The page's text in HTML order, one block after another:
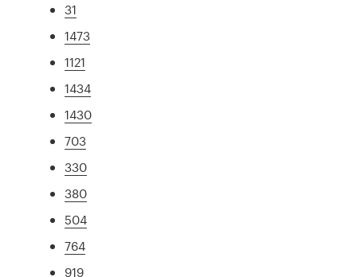
31
1473
1121
1434
1430
703
330
380
504
764
919